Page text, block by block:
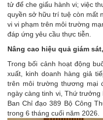
tử để che giấu hành vi; việc
quyền sở hữu trí tuệ còn mất
vi vi phạm trên môi trường
đáp ứng yêu cầu thực tiễn.
Nâng cao hiệu quả giám
Trong bối cảnh hoạt động
xuất, kinh doanh hàng giả
trên môi trường thương mại
ngày càng tinh vi, Thứ trưởng
Ban Chỉ đạo 389 Bộ Công
trong 6 tháng cuối năm 2026.